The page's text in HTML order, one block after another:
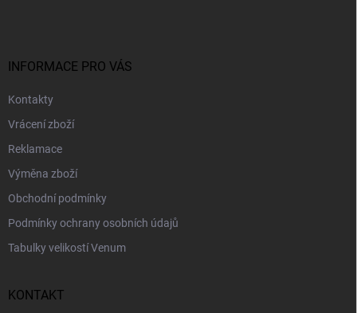
INFORMACE PRO VÁS
Kontakty
Vrácení zboží
Reklamace
Výměna zboží
Obchodní podmínky
Podmínky ochrany osobních údajů
Tabulky velikostí Venum
KONTAKT